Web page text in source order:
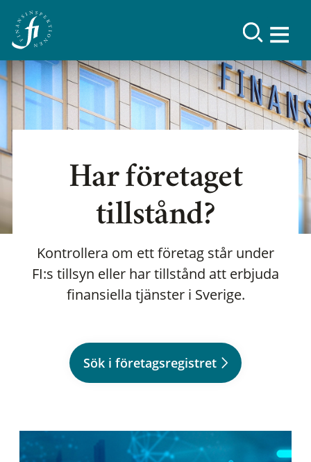
Har företaget
tillstånd?
Kontrollera om ett företag står under
FI:s tillsyn eller har tillstånd att erbjuda
finansiella tjänster i Sverige.
Sök i företagsregistret